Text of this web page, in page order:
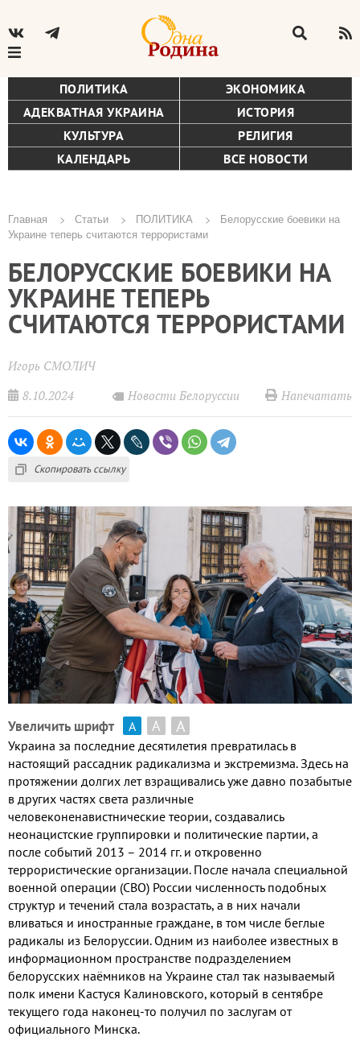
ПОЛИТИКА
ЭКОНОМИКА
АДЕКВАТНАЯ УКРАИНА
ИСТОРИЯ
КУЛЬТУРА
РЕЛИГИЯ
КАЛЕНДАРЬ
ВСЕ НОВОСТИ
Строка
навигации
Главная Статьи ПОЛИТИКА
Белорусские боевики на
Украине теперь считаются террористами
БЕЛОРУССКИЕ БОЕВИКИ НА
УКРАИНЕ ТЕПЕРЬ
СЧИТАЮТСЯ ТЕРРОРИСТАМИ
Игорь СМОЛИЧ
8.10.2024
Новости Белоруссии Напечатать
Скопировать ссылку
Увеличить шрифт А А А
Украина за последние десятилетия превратилась в
настоящий рассадник радикализма и экстремизма. Здесь на
протяжении долгих лет взращивались уже давно позабытые
в других частях света различные
человеконенавистнические теории, создавались
неонацистские группировки и политические партии, а
после событий 2013 – 2014 гг. и откровенно
террористические организации. После начала специальной
военной операции (СВО) России численность подобных
структур и течений стала возрастать, а в них начали
вливаться и иностранные граждане, в том числе беглые
радикалы из Белоруссии. Одним из наиболее известных в
информационном пространстве подразделением
белорусских наёмников на Украине стал так называемый
полк имени Кастуся Калиновского, который в сентябре
текущего года наконец-то получил по заслугам от
официального Минска.